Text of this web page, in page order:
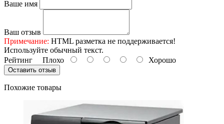
Ваше имя
Ваш отзыв
Примечание: HTML разметка не поддерживается!
Используйте обычный текст.
Рейтинг Плохо Хорошо
Оставить отзыв
Похожие товары